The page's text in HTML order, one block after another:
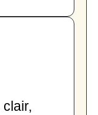
clair,